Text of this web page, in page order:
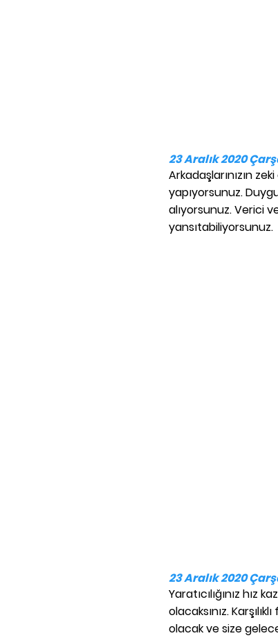
23 Aralık 2020
Arkadaşlarınızın
yapıyorsunuz.
alıyorsunuz. Verici
yansıtabiliyorsunuz.
23 Aralık 2020
Yaratıcılığınız hız
olacaksınız.
olacak ve size